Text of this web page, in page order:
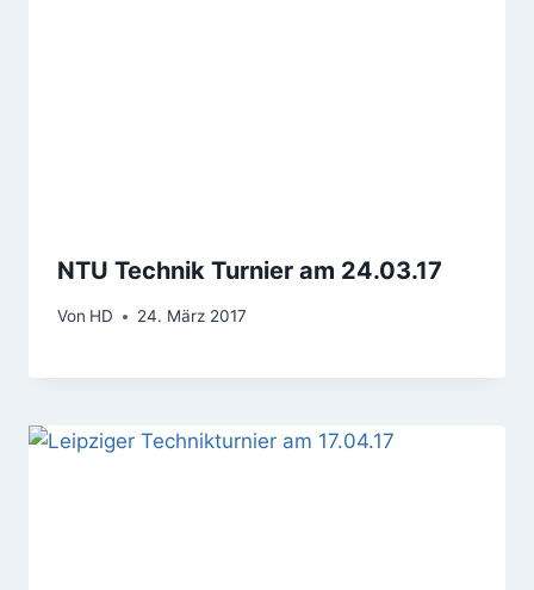
NTU Technik Turnier am 24.03.17
Von HD 24. März 2017